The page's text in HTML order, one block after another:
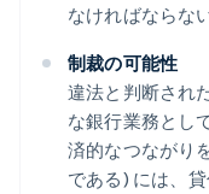
なければならな
制裁の可能性
違法と判断され
な銀行業務とし
済的なつながり
である) には、